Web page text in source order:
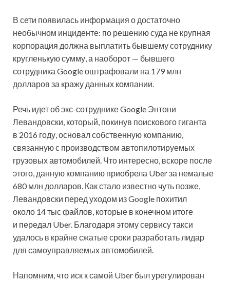
В сети появилась информация о достаточно
необычном инциденте: по решению суда не крупная
корпорация должна выплатить бывшему сотруднику
кругленькую сумму, а наоборот — бывшего
сотрудника Google оштрафовали на 179 млн
долларов за кражу данных компании.
Речь идет об экс-сотруднике Google Энтони
Левандовски, который, покинув поискового гиганта
в 2016 году, основал собственную компанию,
связанную с производством автопилотируемых
грузовых автомобилей. Что интересно, вскоре после
этого, данную компанию приобрела Uber за немалые
680 млн долларов. Как стало известно чуть позже,
Левандовски перед уходом из Google похитил
около 14 тыс файлов, которые в конечном итоге
и передал Uber. Благодаря этому сервису такси
удалось в крайне сжатые сроки разработать лидар
для самоуправляемых автомобилей.
Напомним, что иск к самой Uber был урегулирован